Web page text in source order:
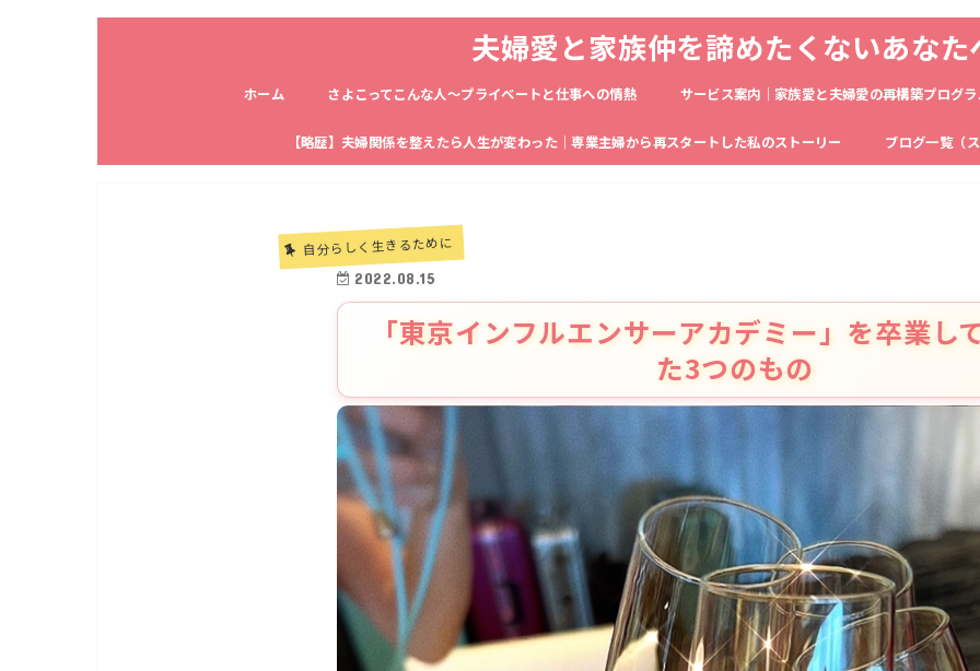
夫婦愛と家族仲を諦めたくないあなた
ホーム さよこってこんな人〜プライベートと仕事への情熱 サービス案内｜家族愛と夫婦愛の再構築プログ
【略歴】夫婦関係を整えたら人生が変わった｜専業主婦から再スタートした私のストーリー ブログ一覧（
自分らしく生きるために
2022.08.15
「東京インフルエンサーアカデミー」を卒業し
た3つのもの